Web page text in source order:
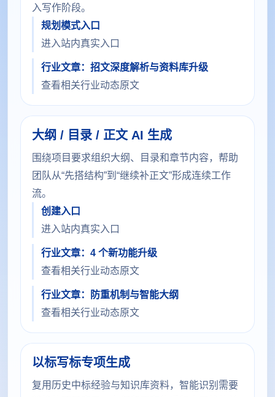
入写作阶段。
规划模式入口
进入站内真实入口
行业文章：招文深度解析与资料库升级
查看相关行业动态原文
大纲 / 目录 / 正文 AI 生成
围绕项目要求组织大纲、目录和章节内容，帮助
团队从“先搭结构”到“继续补正文”形成连续工作
流。
创建入口
进入站内真实入口
行业文章：4 个新功能升级
查看相关行业动态原文
行业文章：防重机制与智能大纲
查看相关行业动态原文
以标写标专项生成
复用历史中标经验与知识库资料，智能识别需要